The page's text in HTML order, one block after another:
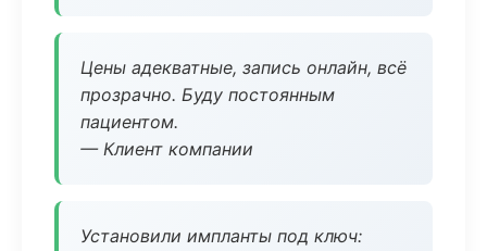
Цены адекватные, запись онлайн, всё
прозрачно. Буду постоянным
пациентом.
— Клиент компании
Установили импланты под ключ: